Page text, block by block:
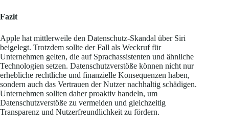
Fazit
Apple hat mittlerweile den Datenschutz-Skandal über Siri
beigelegt. Trotzdem sollte der Fall als Weckruf für
Unternehmen gelten, die auf Sprachassistenten und ähnliche
Technologien setzen. Datenschutzverstöße können nicht nur
erhebliche rechtliche und finanzielle Konsequenzen haben,
sondern auch das Vertrauen der Nutzer nachhaltig schädigen.
Unternehmen sollten daher proaktiv handeln, um
Datenschutzverstöße zu vermeiden und gleichzeitig
Transparenz und Nutzerfreundlichkeit zu fördern.